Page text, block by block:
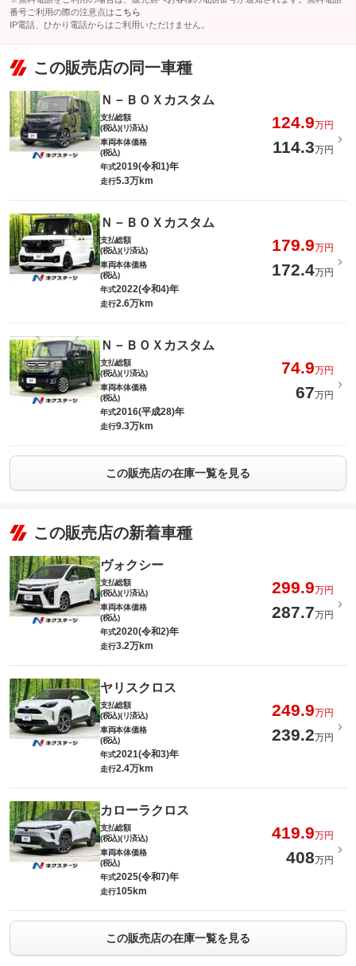
番号ご利用の際の注意点は こちら
IP電話、ひかり電話からはご利用いただけません。
この販売店の同一車種
Ｎ－ＢＯＸカスタム
支払総額
(税込)(リ済込)
124.9万円
車両本体価格
(税込)
114.3万円
年式2019(令和1)年
走行5.3万km
Ｎ－ＢＯＸカスタム
支払総額
(税込)(リ済込)
179.9万円
車両本体価格
(税込)
172.4万円
年式2022(令和4)年
走行2.6万km
Ｎ－ＢＯＸカスタム
支払総額
(税込)(リ済込)
74.9万円
車両本体価格
(税込)
67万円
年式2016(平成28)年
走行9.3万km
この販売店の在庫一覧を見る
この販売店の新着車種
ヴォクシー
支払総額
(税込)(リ済込)
299.9万円
車両本体価格
(税込)
287.7万円
年式2020(令和2)年
走行3.2万km
ヤリスクロス
支払総額
(税込)(リ済込)
249.9万円
車両本体価格
(税込)
239.2万円
年式2021(令和3)年
走行2.4万km
カローラクロス
支払総額
(税込)(リ済込)
419.9万円
車両本体価格
(税込)
408万円
年式2025(令和7)年
走行105km
この販売店の在庫一覧を見る